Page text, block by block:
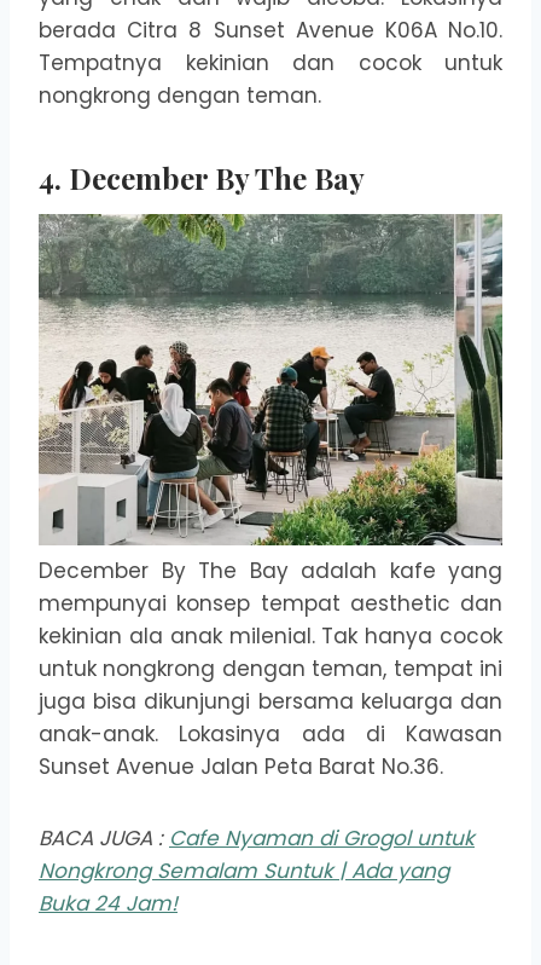
berada Citra 8 Sunset Avenue K06A No.10.
Tempatnya kekinian dan cocok untuk
nongkrong dengan teman.
4. December By The Bay
December By The Bay adalah kafe yang
mempunyai konsep tempat aesthetic dan
kekinian ala anak milenial. Tak hanya cocok
untuk nongkrong dengan teman, tempat ini
juga bisa dikunjungi bersama keluarga dan
anak-anak. Lokasinya ada di Kawasan
Sunset Avenue Jalan Peta Barat No.36.
BACA JUGA : Cafe Nyaman di Grogol untuk
Nongkrong Semalam Suntuk | Ada yang
Buka 24 Jam!